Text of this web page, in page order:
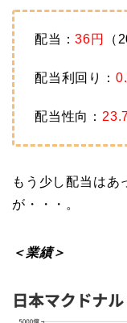
配当：36円 （
配当利回り：
配当性向：
もう少し配当はあ
が・・・。
＜業績＞